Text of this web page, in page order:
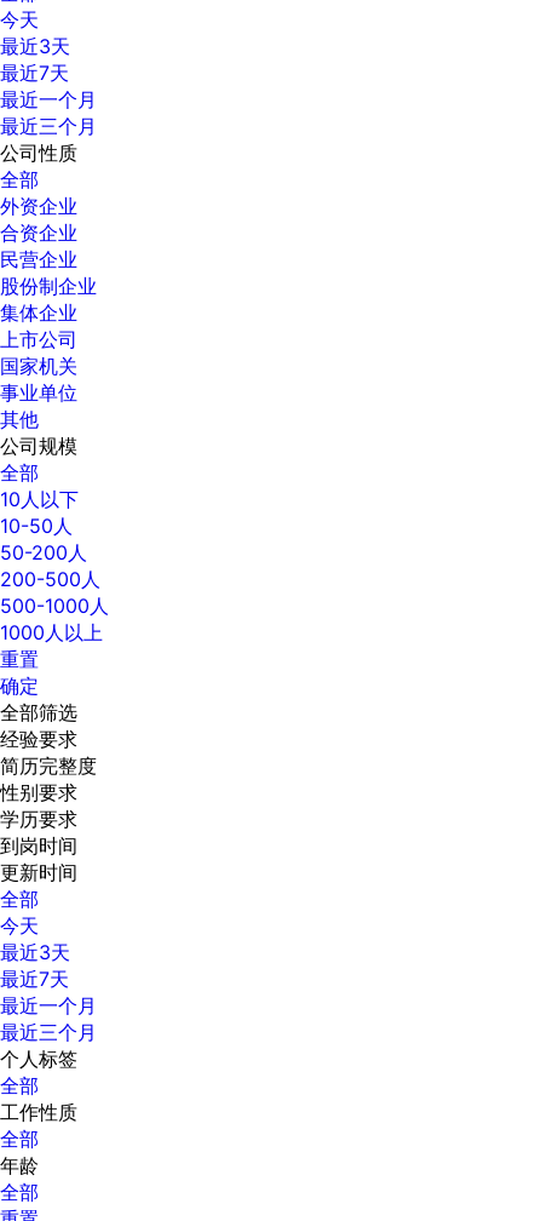
今天
最近3天
最近7天
最近一个月
最近三个月
公司性质
全部
外资企业
合资企业
民营企业
股份制企业
集体企业
上市公司
国家机关
事业单位
其他
公司规模
全部
10人以下
10-50人
50-200人
200-500人
500-1000人
1000人以上
重置
确定
全部筛选
经验要求
简历完整度
性别要求
学历要求
到岗时间
更新时间
全部
今天
最近3天
最近7天
最近一个月
最近三个月
个人标签
全部
工作性质
全部
年龄
全部